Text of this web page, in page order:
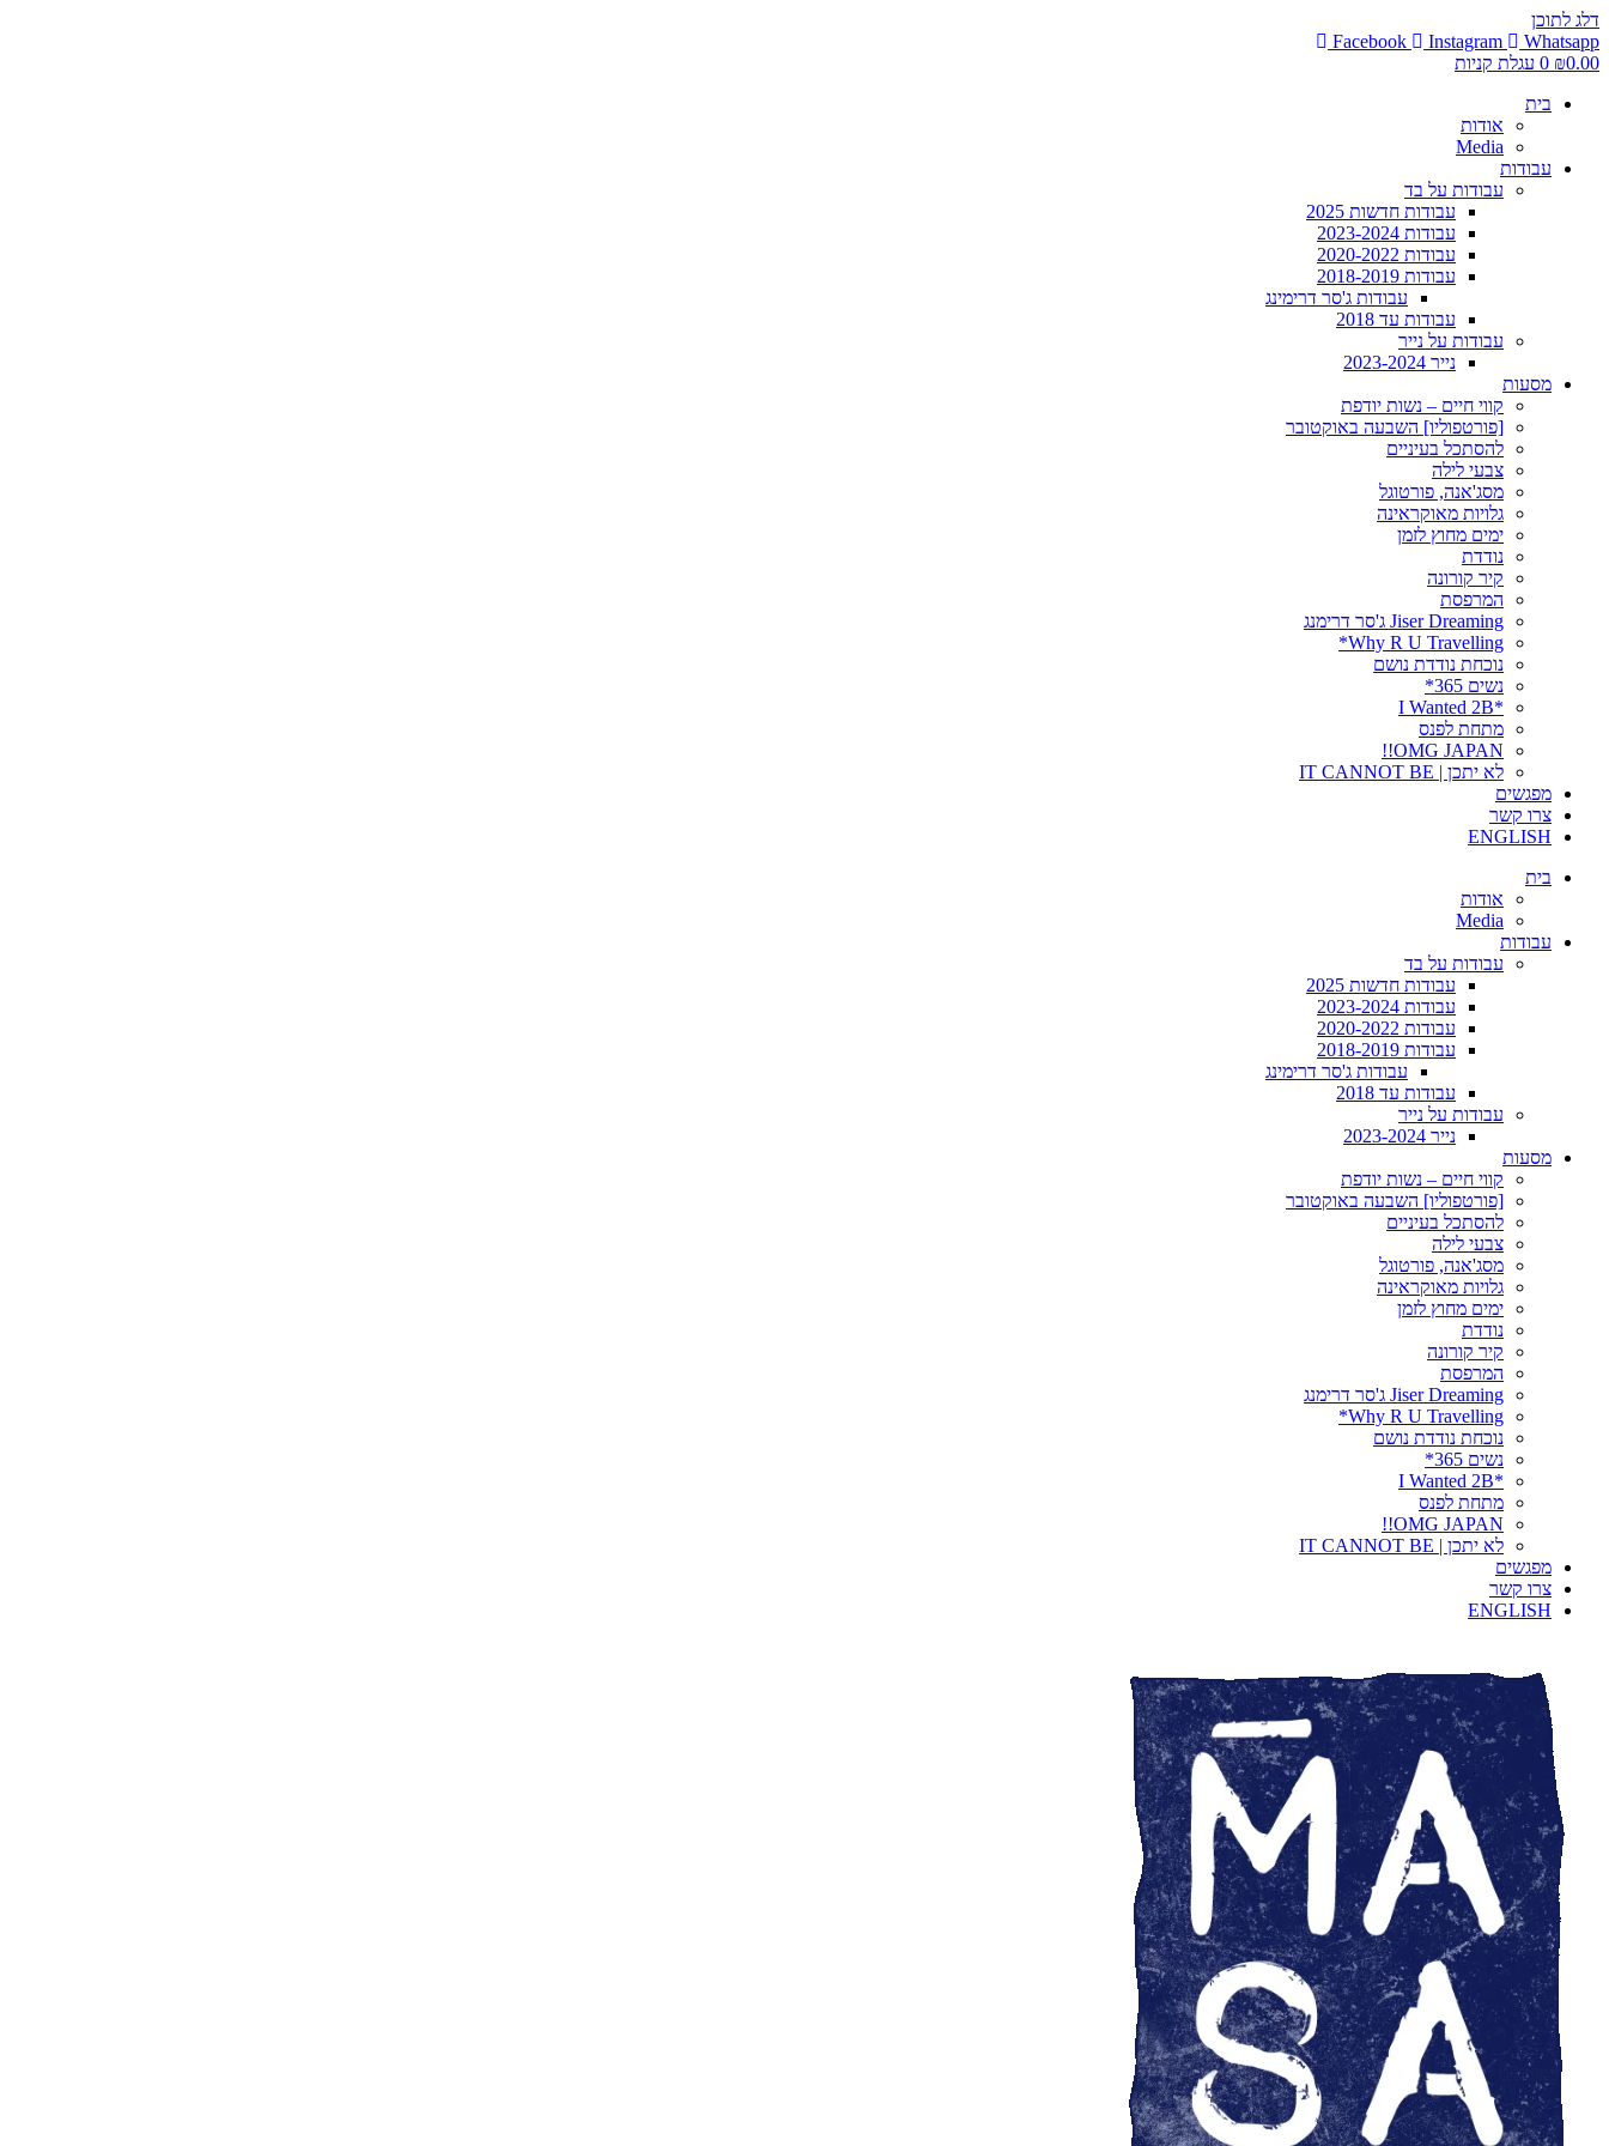
דלג לתוכן
Facebook
Instagram
Whatsapp
₪0.00
0 עגלת קניות
בית
אודות
Media
עבודות
עבודות על בד
עבודות חדשות 2025
עבודות 2023-2024
עבודות 2020-2022
עבודות 2018-2019
עבודות ג'סר דרימינג
עבודות עד 2018
עבודות על נייר
נייר 2023-2024
מסעות
קווי חיים – נשות יודפת
[פורטפוליו] השבעה באוקטובר
להסתכל בעיניים
צבעי לילה
מסג'אנה, פורטוגל
גלויות מאוקראינה
ימים מחוץ לזמן
נודדת
קיר קורונה
המרפסת
Jiser Dreaming ג'סר דרימנג
Why R U Travelling*
נוכחת נודדת נושם
נשים 365*
*I Wanted 2B
מתחת לפנס
OMG JAPAN!!
לא יתכן | IT CANNOT BE
מפגשים
צרו קשר
ENGLISH
בית
אודות
Media
עבודות
עבודות על בד
עבודות חדשות 2025
עבודות 2023-2024
עבודות 2020-2022
עבודות 2018-2019
עבודות ג'סר דרימינג
עבודות עד 2018
עבודות על נייר
נייר 2023-2024
מסעות
קווי חיים – נשות יודפת
[פורטפוליו] השבעה באוקטובר
להסתכל בעיניים
צבעי לילה
מסג'אנה, פורטוגל
גלויות מאוקראינה
ימים מחוץ לזמן
נודדת
קיר קורונה
המרפסת
Jiser Dreaming ג'סר דרימנג
Why R U Travelling*
נוכחת נודדת נושם
נשים 365*
*I Wanted 2B
מתחת לפנס
OMG JAPAN!!
לא יתכן | IT CANNOT BE
מפגשים
צרו קשר
ENGLISH